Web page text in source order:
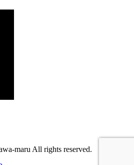
maru All rights reserved.